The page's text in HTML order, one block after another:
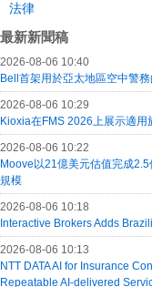
法律
最新新聞稿
2026-08-06 10:40
Bell首架用於亞太地區空中警
2026-08-06 10:29
Kioxia在FMS 2026上展示適
2026-08-06 10:22
Moove以21億美元估值完成
規模
2026-08-06 10:18
Interactive Brokers Adds
2026-08-06 10:13
NTT DATA AI for Insurance
Repeatable AI-delivered